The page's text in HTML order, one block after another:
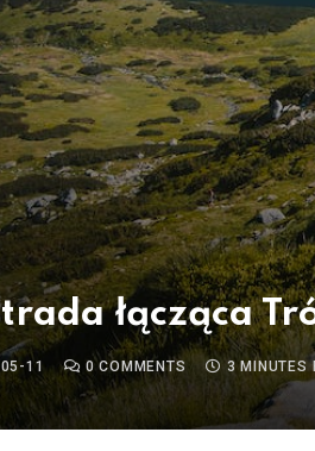
łącząca
11 0 COMMENTS 3 MINUTES